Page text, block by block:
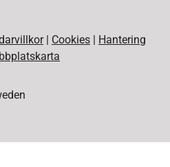
| Cookies | Hantering